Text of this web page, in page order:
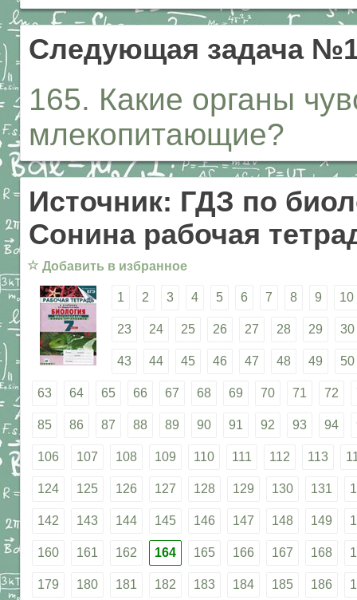
Следующая задача
165. Какие органы
млекопитающие?
Источник: ГДЗ по
Сонина рабочая
☆ Добавить в избранное
1 2 3 4 5 6 7 8 9 10
23 24 25 26 27 28 29 30
43 44 45 46 47 48 49 50
63 64 65 66 67 68 69 70 71 72
85 86 87 88 89 90 91 92 93 94
106 107 108 109 110 111 112 113
124 125 126 127 128 129 130 131
142 143 144 145 146 147 148 149
160 161 162 164 165 166 167 168
179 180 181 182 183 184 185 186